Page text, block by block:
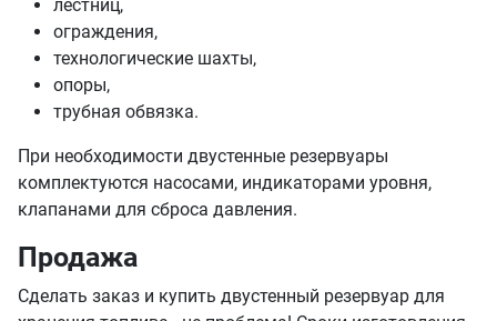
ограждения,
технологические шахты,
опоры,
трубная обвязка.
комплектуются насосами, индикаторами уровня,
клапанами для сброса давления.
Продажа
хранения топлива - не проблема! Сроки изготовления